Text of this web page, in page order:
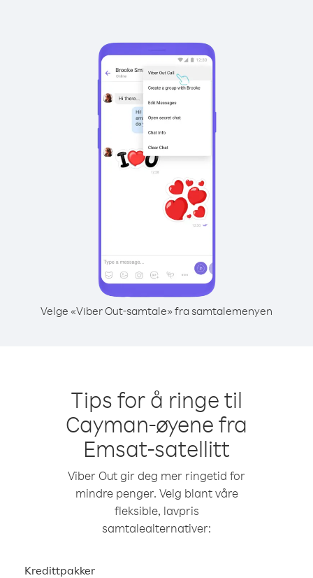
Velge «Viber Out-samtale» fra samtalemenyen
Tips for å ringe til
Cayman-øyene fra
Emsat-satellitt
Viber Out gir deg mer ringetid for
mindre penger. Velg blant våre
fleksible, lavpris
samtalealternativer:
Kredittpakker